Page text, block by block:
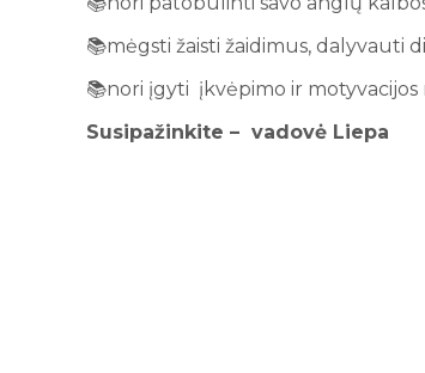
📚mėgsti žaisti žaidimus, dalyvauti
📚nori įgyti įkvėpimo ir motyvacijos
Susipažinkite – vadovė Liepa